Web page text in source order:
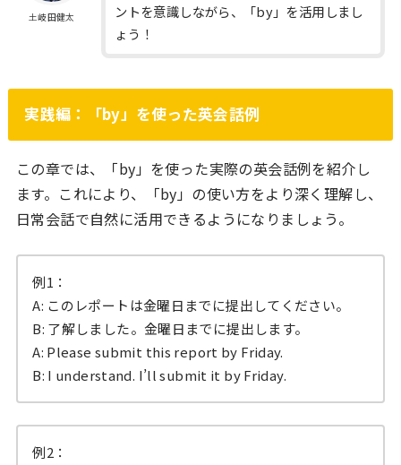
土岐田健太
ントを意識しながら、「by」を活用しまし
ょう！
実践編：「by」を使った英会話例
この章では、「by」を使った実際の英会話例を紹介し
ます。これにより、「by」の使い方をより深く理解し、
日常会話で自然に活用できるようになりましょう。
例1：
A: このレポートは金曜日までに提出してください。
B: 了解しました。金曜日までに提出します。
A: Please submit this report by Friday.
B: I understand. I’ll submit it by Friday.
例2：